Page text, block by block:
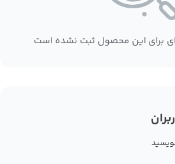
برای این محصول ثبت نشده است